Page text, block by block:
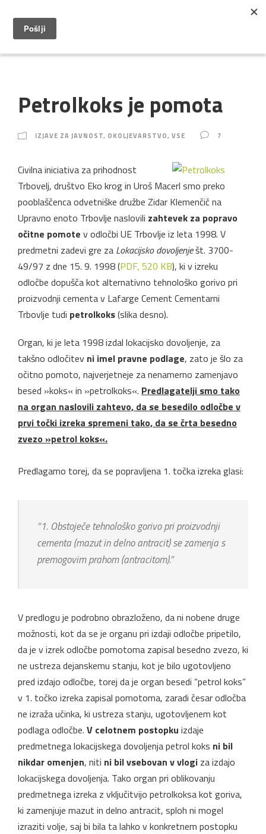
Petrolkoks je pomota
IZJAVE ZA JAVNOST, OKOLJEVARSTVO, VSE 7
Civilna iniciativa za prihodnost
Trbovelj, društvo Eko krog in Uroš Macerl smo preko
pooblaščenca odvetniške družbe Zidar Klemenčič na
Upravno enoto Trbovlje naslovili zahtevek za popravo
očitne pomote v odločbi UE Trbovlje iz leta 1998. V
predmetni zadevi gre za Lokacijsko dovoljenješt. 3700-
49/97 z dne 15. 9. 1998 (PDF, 520 KB), ki v izreku
odločbe dopušča kot alternativno tehnološko gorivo pri
proizvodnji cementa v Lafarge Cement Cementarni
Trbovlje tudi petrolkoks(slika desno).
Organ, ki je leta 1998 izdal lokacijsko dovoljenje, za
takšno odločitev ni imel pravne podlage, zato je šlo za
očitno pomoto, najverjetneje za nenamerno zamenjavo
besed »koks« in »petrolkoks«. Predlagatelji smo tako
na organ naslovili zahtevo, da se besedilo odločbe v
prvi točki izreka spremeni tako, da se črta besedno
zvezo »petrol koks«.
Predlagamo torej, da se popravljena 1. točka izreka glasi:
“1. Obstoječe tehnološko gorivo pri proizvodnji
cementa (mazut in delno antracit) se zamenja s
premogovim prahom (antracitom).”
V predlogu je podrobno obrazloženo, da ni nobene druge
možnosti, kot da se je organu pri izdaji odločbe pripetilo,
da je v izrek odločbe pomotoma zapisal besedno zvezo, ki
ne ustreza dejanskemu stanju, kot je bilo ugotovljeno
pred izdajo odločbe, torej da je organ besedi “petrol koks”
v 1. točko izreka zapisal pomotoma, zaradi česar odločba
ne izraža učinka, ki ustreza stanju, ugotovljenem kot
podlaga odločbe. V celotnem postopku izdaje
predmetnega lokacijskega dovoljenja petrol koks ni bil
nikdar omenjen, niti ni bil vsebovan v vlogi za izdajo
lokacijskega dovoljenja. Tako organ pri oblikovanju
predmetnega izreka z vključitvijo petrolkoksa kot goriva,
ki zamenjuje mazut in delno antracit, sploh ni mogel
izraziti volje, saj bi bila ta lahko v konkretnem postopku